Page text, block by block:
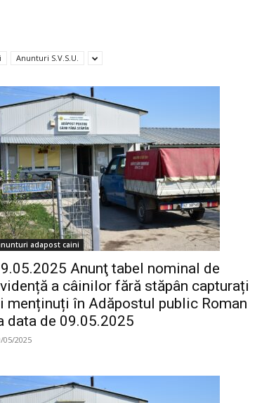
Anunturi S.V.S.U.
adapost caini
Anunţ tabel nominal de
a câinilor fără stăpân capturați
menținuți în Adăpostul public Roman
data de 09.05.2025
05/2025